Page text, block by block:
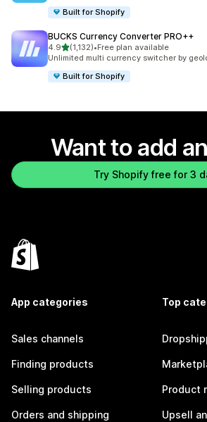
Built for Shopify
BUCKS Currency Converter PRO++
4.9out of 5 stars
(1,132)
1132 total reviews
•Free plan available
Unlimited multi currency switcher by
Built for Shopify
Want to add
Try Shopify free for 3
App categories
Sales channels
Finding products
Selling products
Orders and shipping
Top
Product
Upsell